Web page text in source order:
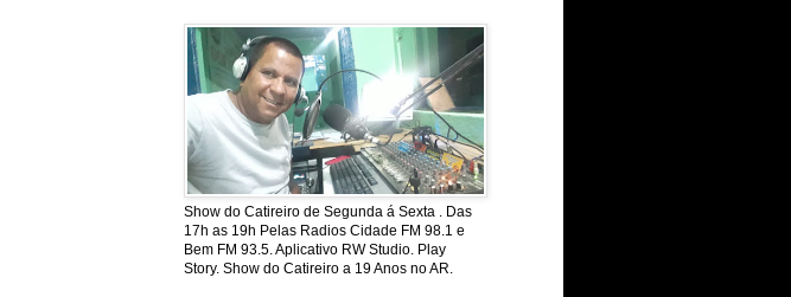
Show do Catireiro de Segunda á Sexta . Das
17h as 19h Pelas Radios Cidade FM 98.1 e
Bem FM 93.5. Aplicativo RW Studio. Play
Story. Show do Catireiro a 19 Anos no AR.